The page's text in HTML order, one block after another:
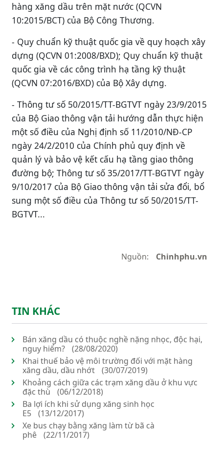
hàng xăng dầu trên mặt nước (QCVN
10:2015/BCT) của Bộ Công Thương.
- Quy chuẩn kỹ thuật quốc gia về quy hoạch xây
dựng (QCVN 01:2008/BXD); Quy chuẩn kỹ thuật
quốc gia về các công trình hạ tầng kỹ thuật
(QCVN 07:2016/BXD) của Bộ Xây dựng.
- Thông tư số 50/2015/TT-BGTVT ngày 23/9/2015
của Bộ Giao thông vận tải hướng dẫn thực hiện
một số điều của Nghị định số 11/2010/NĐ-CP
ngày 24/2/2010 của Chính phủ quy định về
quản lý và bảo vệ kết cấu hạ tầng giao thông
đường bộ; Thông tư số 35/2017/TT-BGTVT ngày
9/10/2017 của Bộ Giao thông vận tải sửa đổi, bổ
sung một số điều của Thông tư số 50/2015/TT-
BGTVT...
Nguồn: Chinhphu.vn
TIN KHÁC
Bán xăng dầu có thuộc nghề nặng nhọc, độc hại,
nguy hiểm?
(28/08/2020)
Khai thuế bảo vệ môi trường đối với mặt hàng
xăng dầu, dầu nhớt
(30/07/2019)
Khoảng cách giữa các trạm xăng dầu ở khu vực
đặc thù
(06/12/2018)
Ba lợi ích khi sử dụng xăng sinh học
E5
(13/12/2017)
Xe bus chạy bằng xăng làm từ bã cà
phê
(22/11/2017)